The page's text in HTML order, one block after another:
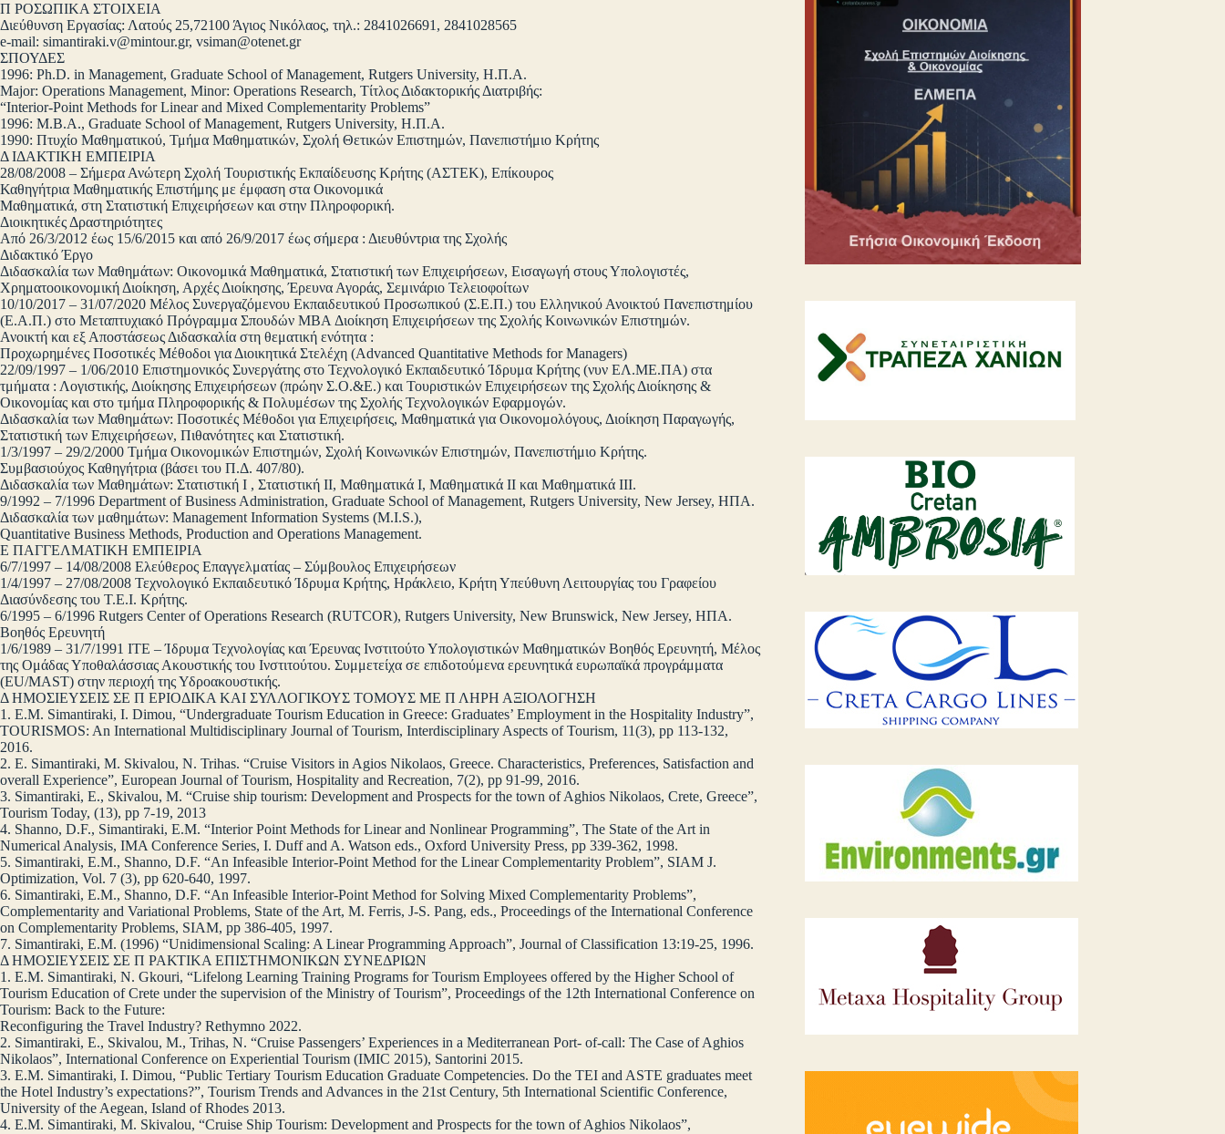
Π ΡΟΣΩΠΙΚΑ ΣΤΟΙΧΕΙΑ
Διεύθυνση Εργασίας: Λατούς 25,72100 Άγιος Νικόλαος, τηλ.: 2841026691, 2841028565
e-mail: simantiraki.v@mintοur.gr, vsiman@otenet.gr
ΣΠΟΥΔΕΣ
1996: Ph.D. in Management, Graduate School of Management, Rutgers University, Η.Π.Α.
Major: Operations Management, Minor: Operations Research, Τίτλος Διδακτορικής Διατριβής:
“Interior-Point Methods for Linear and Mixed Complementarity Problems”
1996: M.B.A., Graduate School of Management, Rutgers University, Η.Π.Α.
1990: Πτυχίο Μαθηματικού, Τμήμα Μαθηματικών, Σχολή Θετικών Επιστημών, Πανεπιστήμιο Κρήτης
Δ ΙΔΑΚΤΙΚΗ ΕΜΠΕΙΡΙΑ
28/08/2008 – Σήμερα Ανώτερη Σχολή Τουριστικής Εκπαίδευσης Κρήτης (ΑΣΤΕΚ), Επίκουρος
Καθηγήτρια Μαθηματικής Επιστήμης με έμφαση στα Οικονομικά
Μαθηματικά, στη Στατιστική Επιχειρήσεων και στην Πληροφορική.
Διοικητικές Δραστηριότητες
Από 26/3/2012 έως 15/6/2015 και από 26/9/2017 έως σήμερα : Διευθύντρια της Σχολής
Διδακτικό Έργο
Διδασκαλία των Μαθημάτων: Οικονομικά Μαθηματικά, Στατιστική των Επιχειρήσεων, Εισαγωγή στους Υπολογιστές,
Χρηματοοικονομική Διοίκηση, Αρχές Διοίκησης, Έρευνα Αγοράς, Σεμινάριο Τελειοφοίτων
10/10/2017 – 31/07/2020 Μέλος Συνεργαζόμενου Εκπαιδευτικού Προσωπικού (Σ.Ε.Π.) του Ελληνικού Ανοικτού Πανεπιστημίου
(Ε.Α.Π.) στο Μεταπτυχιακό Πρόγραμμα Σπουδών MBA Διοίκηση Επιχειρήσεων της Σχολής Κοινωνικών Επιστημών.
Ανοικτή και εξ Αποστάσεως Διδασκαλία στη θεματική ενότητα :
Προχωρημένες Ποσοτικές Μέθοδοι για Διοικητικά Στελέχη (Advanced Quantitative Methods for Managers)
22/09/1997 – 1/06/2010 Επιστημονικός Συνεργάτης στο Τεχνολογικό Εκπαιδευτικό Ίδρυμα Κρήτης (νυν ΕΛ.ΜΕ.ΠΑ) στα
τμήματα : Λογιστικής, Διοίκησης Επιχειρήσεων (πρώην Σ.Ο.&Ε.) και Τουριστικών Επιχειρήσεων της Σχολής Διοίκησης &
Οικονομίας και στο τμήμα Πληροφορικής & Πολυμέσων της Σχολής Τεχνολογικών Εφαρμογών.
Διδασκαλία των Μαθημάτων: Ποσοτικές Μέθοδοι για Επιχειρήσεις, Μαθηματικά για Οικονομολόγους, Διοίκηση Παραγωγής,
Στατιστική των Επιχειρήσεων, Πιθανότητες και Στατιστική.
1/3/1997 – 29/2/2000 Τμήμα Οικονομικών Επιστημών, Σχολή Κοινωνικών Επιστημών, Πανεπιστήμιο Κρήτης.
Συμβασιούχος Καθηγήτρια (βάσει του Π.Δ. 407/80).
Διδασκαλία των Μαθημάτων: Στατιστική I , Στατιστική ΙΙ, Μαθηματικά I, Μαθηματικά ΙΙ και Μαθηματικά ΙΙΙ.
9/1992 – 7/1996 Department of Business Administration, Graduate School of Management, Rutgers University, New Jersey, ΗΠΑ.
Διδασκαλία των μαθημάτων: Management Information Systems (M.I.S.),
Quantitative Business Methods, Production and Operations Management.
Ε ΠΑΓΓΕΛΜΑΤΙΚΗ ΕΜΠΕΙΡΙΑ
6/7/1997 – 14/08/2008 Ελεύθερος Επαγγελματίας – Σύμβουλος Επιχειρήσεων
1/4/1997 – 27/08/2008 Τεχνολογικό Εκπαιδευτικό Ίδρυμα Κρήτης, Ηράκλειο, Κρήτη Υπεύθυνη Λειτουργίας του Γραφείου
Διασύνδεσης του Τ.Ε.Ι. Κρήτης.
6/1995 – 6/1996 Rutgers Center of Operations Research (RUTCOR), Rutgers University, New Brunswick, New Jersey, ΗΠΑ.
Βοηθός Ερευνητή
1/6/1989 – 31/7/1991 ΙΤΕ – Ίδρυμα Τεχνολογίας και Έρευνας Ινστιτούτο Υπολογιστικών Μαθηματικών Βοηθός Ερευνητή, Μέλος
της Ομάδας Υποθαλάσσιας Ακουστικής του Ινστιτούτου. Συμμετείχα σε επιδοτούμενα ερευνητικά ευρωπαϊκά προγράμματα
(EU/MAST) στην περιοχή της Υδροακουστικής.
Δ ΗΜΟΣΙΕΥΣΕΙΣ ΣΕ Π ΕΡΙΟΔΙΚΑ ΚΑΙ ΣΥΛΛΟΓΙΚΟΥΣ ΤΟΜΟΥΣ ΜΕ Π ΛΗΡΗ ΑΞΙΟΛΟΓΗΣΗ
1. E.M. Simantiraki, I. Dimou, “Undergraduate Tourism Education in Greece: Graduates’ Employment in the Hospitality Industry”,
TOURISMOS: An International Multidisciplinary Journal of Tourism, Interdisciplinary Aspects of Tourism, 11(3), pp 113-132,
2016.
2. E. Simantiraki, M. Skivalou, N. Trihas. “Cruise Visitors in Agios Nikolaos, Greece. Characteristics, Preferences, Satisfaction and
overall Experience”, European Journal of Tourism, Hospitality and Recreation, 7(2), pp 91-99, 2016.
3. Simantiraki, E., Skivalou, M. “Cruise ship tourism: Development and Prospects for the town of Aghios Nikolaos, Crete, Greece”,
Tourism Today, (13), pp 7-19, 2013
4. Shanno, D.F., Simantiraki, E.M. “Interior Point Methods for Linear and Nonlinear Programming”, The State of the Art in
Numerical Analysis, IMA Conference Series, I. Duff and A. Watson eds., Oxford University Press, pp 339-362, 1998.
5. Simantiraki, E.M., Shanno, D.F. “An Infeasible Interior-Point Method for the Linear Complementarity Problem”, SIAM J.
Optimization, Vol. 7 (3), pp 620-640, 1997.
6. Simantiraki, E.M., Shanno, D.F. “An Infeasible Interior-Point Method for Solving Mixed Complementarity Problems”,
Complementarity and Variational Problems, State of the Art, M. Ferris, J-S. Pang, eds., Proceedings of the International Conference
on Complementarity Problems, SIAM, pp 386-405, 1997.
7. Simantiraki, E.M. (1996) “Unidimensional Scaling: A Linear Programming Approach”, Journal of Classification 13:19-25, 1996.
Δ ΗΜΟΣΙΕΥΣΕΙΣ ΣΕ Π ΡΑΚΤΙΚΑ ΕΠΙΣΤΗΜΟΝΙΚΩΝ ΣΥΝΕΔΡΙΩΝ
1. E.M. Simantiraki, N. Gkouri, “Lifelong Learning Training Programs for Tourism Employees offered by the Higher School of
Tourism Education of Crete under the supervision of the Ministry of Tourism”, Proceedings of the 12th International Conference on
Tourism: Back to the Future:
Reconfiguring the Travel Industry? Rethymno 2022.
2. Simantiraki, E., Skivalou, M., Trihas, N. “Cruise Passengers’ Experiences in a Mediterranean Port- of-call: The Case of Aghios
Nikolaos”, International Conference on Experiential Tourism (IMIC 2015), Santorini 2015.
3. E.M. Simantiraki, I. Dimou, “Public Tertiary Tourism Education Graduate Competencies. Do the TEI and ASTE graduates meet
the Hotel Industry’s expectations?”, Tourism Trends and Advances in the 21st Century, 5th International Scientific Conference,
University of the Aegean, Island of Rhodes 2013.
4. E.M. Simantiraki, M. Skivalou, “Cruise Ship Tourism: Development and Prospects for the town of Aghios Nikolaos”,